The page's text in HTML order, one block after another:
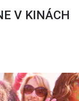
V KINÁCH